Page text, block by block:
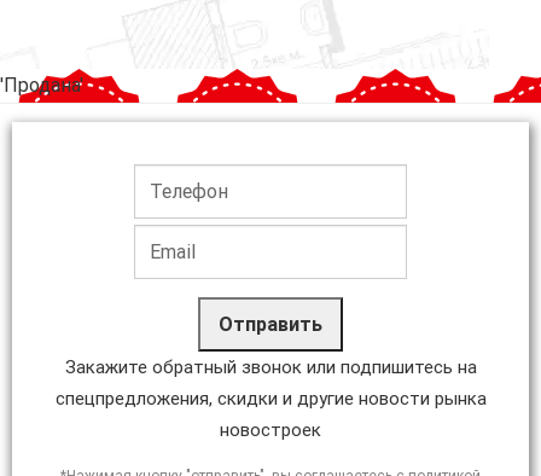
'Продана'
Отправить
Закажите обратный звонок или подпишитесь на
спецпредложения, скидки и другие новости рынка
новостроек